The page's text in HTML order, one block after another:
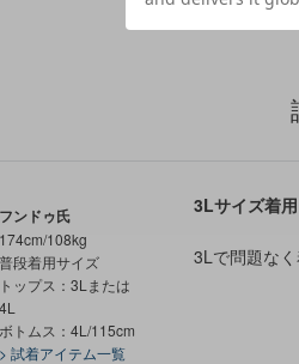
フンドゥ氏
174cm/108kg
普段着用サイズ
トップス：3Lまたは
4L
ボトムス：4L/115cm
> 試着アイテム一覧
3Lサイズ着用
3Lで問題な